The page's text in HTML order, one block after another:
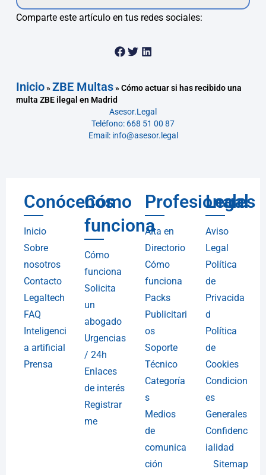
Comparte este artículo en tus redes sociales:
Inicio»ZBE Multas»Cómo actuar si has recibido una
multa ZBE ilegal en Madrid
Asesor.Legal
Teléfono: 668 51 00 87
Email: info@asesor.legal
Conócenos
Inicio
Sobre
nosotros
Contacto
Legaltech
FAQ
Inteligenci
a artificial
Prensa
Cómo
funciona
Cómo
funciona
Solicita
un
abogado
Urgencias
/ 24h
Enlaces
de interés
Registrar
me
Profesionales
Alta en
Directorio
Cómo
funciona
Packs
Publicitari
os
Soporte
Técnico
Categoría
s
Medios
de
comunica
ción
Legal
Aviso
Legal
Política
de
Privacida
d
Política
de
Cookies
Condicion
es
Generales
Confidenc
ialidad
Sitemap